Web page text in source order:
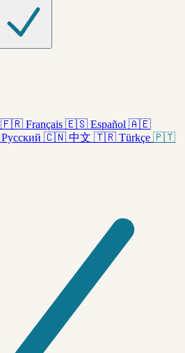
🇫🇷 Français 🇪🇸 Español 🇦🇪
Русский 🇨🇳 中文 🇹🇷 Türkçe 🇵🇹